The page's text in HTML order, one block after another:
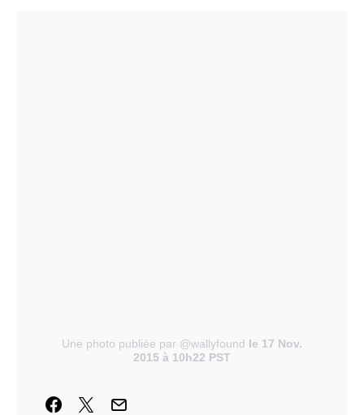
Une photo publiée par @wallyfound le 17 Nov.
2015 à 10h22 PST